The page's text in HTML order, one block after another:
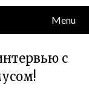
Menu
с